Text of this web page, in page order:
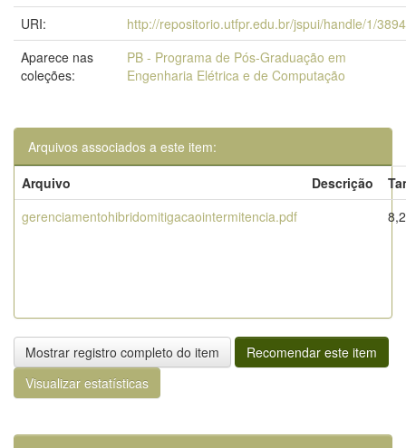
URI:
http://repositorio.utfpr.edu.br/jspui/handle/1/
Aparece nas
coleções:
PB - Programa de Pós-Graduação em
Engenharia Elétrica e de Computação
Arquivos associados a este item:
Arquivo
Descrição
gerenciamentohibridomitigacaointermitencia.pdf
Mostrar registro completo do item
Recomendar este item
Visualizar estatísticas